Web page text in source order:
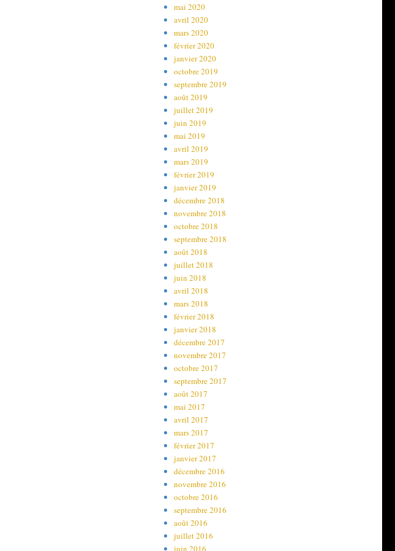
mai 2020
avril 2020
mars 2020
février 2020
janvier 2020
octobre 2019
septembre 2019
août 2019
juillet 2019
juin 2019
mai 2019
avril 2019
mars 2019
février 2019
janvier 2019
décembre 2018
novembre 2018
octobre 2018
septembre 2018
août 2018
juillet 2018
juin 2018
avril 2018
mars 2018
février 2018
janvier 2018
décembre 2017
novembre 2017
octobre 2017
septembre 2017
août 2017
mai 2017
avril 2017
mars 2017
février 2017
janvier 2017
décembre 2016
novembre 2016
octobre 2016
septembre 2016
août 2016
juillet 2016
juin 2016